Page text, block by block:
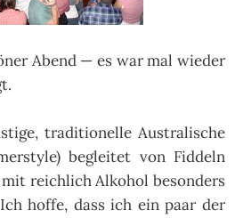
Abend — es war mal wieder
traditionelle Australische
begleitet von Fiddeln
reichlich Alkohol besonders
hoffe, dass ich ein paar der